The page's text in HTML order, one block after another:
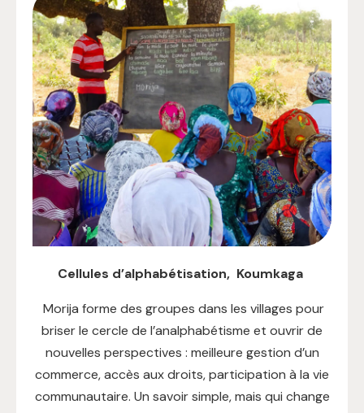
Cellules d’alphabétisation, Koumkaga
Morija forme des groupes dans les villages pour
briser le cercle de l’analphabétisme et ouvrir de
nouvelles perspectives : meilleure gestion d’un
commerce, accès aux droits, participation à la vie
communautaire. Un savoir simple, mais qui change